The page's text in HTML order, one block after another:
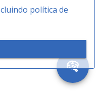
política de